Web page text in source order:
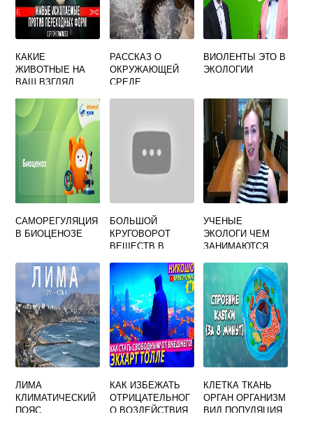
КАКИЕ
ЖИВОТНЫЕ НА
ВАШ ВЗГЛЯД
В РАЗНЫХ
ПРИРОДНО
КЛИМАТИЧЕСКИХ
ЗОНАХ ПОЧЕМУ
РАССКАЗ О
ОКРУЖАЮЩЕЙ
СРЕДЕ
ВИОЛЕНТЫ ЭТО В
ЭКОЛОГИИ
САМОРЕГУЛЯЦИЯ
В БИОЦЕНОЗЕ
БОЛЬШОЙ
КРУГОВОРОТ
ВЕЩЕСТВ В
УЧЕНЫЕ
ЭКОЛОГИ ЧЕМ
ЗАНИМАЮТСЯ
ЛИМА
КЛИМАТИЧЕСКИЙ
ПОЯС
КАК ИЗБЕЖАТЬ
ОТРИЦАТЕЛЬНОГ
О ВОЗДЕЙСТВИЯ
КЛЕТКА ТКАНЬ
ОРГАН ОРГАНИЗМ
ВИД ПОПУЛЯЦИЯ